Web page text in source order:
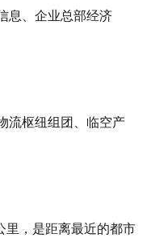
息、企业总部经济
流枢纽组团、临空产
，是距离最近的都市